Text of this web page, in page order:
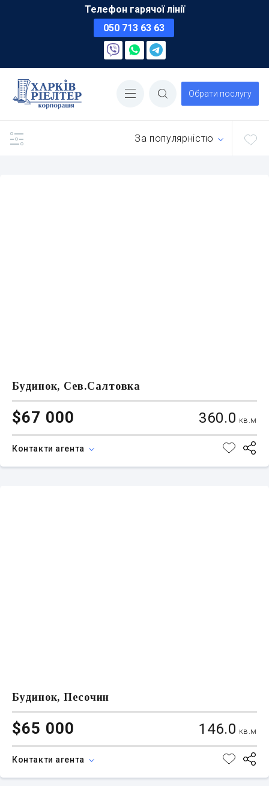
Телефон гарячої лінії
050 713 63 63
Обрати послугу
За популярністю
Будинок, Сев.Салтовка
$67 000 360.0 кв.м
Контакти агента
Будинок, Песочин
$65 000 146.0 кв.м
Контакти агента